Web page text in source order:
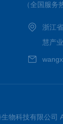
（全国服务
浙江
慧产
物科技有限公司